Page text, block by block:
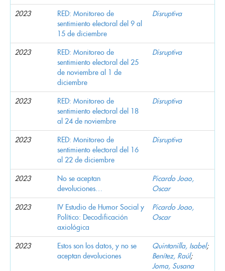
2023
RED: Monitoreo de
sentimiento electoral del 9 al
15 de diciembre
Disruptiva
2023
RED: Monitoreo de
sentimiento electoral del 25
de noviembre al 1 de
diciembre
Disruptiva
2023
RED: Monitoreo de
sentimiento electoral del 18
al 24 de noviembre
Disruptiva
2023
RED: Monitoreo de
sentimiento electoral del 16
al 22 de diciembre
Disruptiva
2023
No se aceptan
devoluciones…
Picardo Joao,
Oscar
2023
IV Estudio de Humor Social y
Político: Decodificación
axiológica
Picardo Joao,
Oscar
2023
Estos son los datos, y no se
aceptan devoluciones
Quintanilla, Isabel;
Benítez, Raúl;
Joma, Susana